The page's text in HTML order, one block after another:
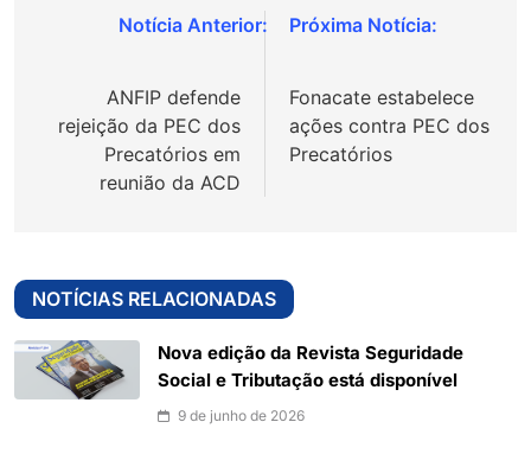
Navegação
Post
ANFIP defende
rejeição da PEC dos
Precatórios em
reunião da ACD
Fonacate estabelece
ações contra PEC dos
Precatórios
NOTÍCIAS RELACIONADAS
Nova edição da Revista Seguridade
Social e Tributação está disponível
9 de junho de 2026